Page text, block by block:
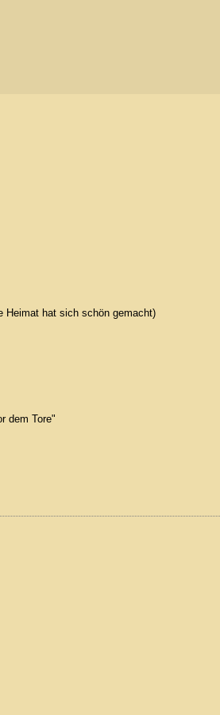
Heimat hat sich schön gemacht)
dem Tore"